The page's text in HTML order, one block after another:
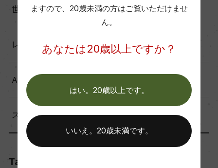
世界の造り手から（25）
レポート（137）
Another Story（39）
スタッフのつぶやき（56）
Tags
ますので、 20歳未満の方はご覧いただけませ
ん。
あなたは20歳以上ですか？
はい。20歳以上です。
いいえ。20歳未満です。